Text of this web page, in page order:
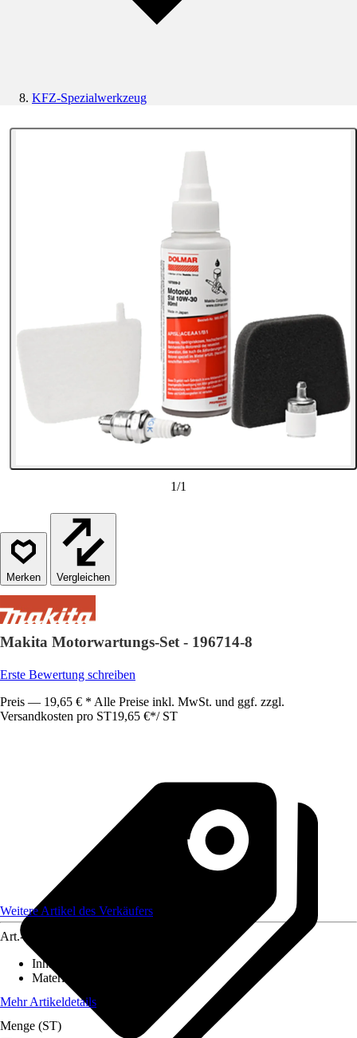
KFZ-Spezialwerkzeug
1/1
Vergleichen
Makita Motorwartungs-Set - 196714-8
Erste Bewertung schreiben
Preis — 19,65 € * Alle Preise inkl. MwSt. und ggf. zzgl.
Versandkosten pro ST19,65 €*/ ST
Weitere Artikel des Verkäufers
Art.-Nr.
Inhalt
Material
Mehr Artikeldetails
Menge (ST)